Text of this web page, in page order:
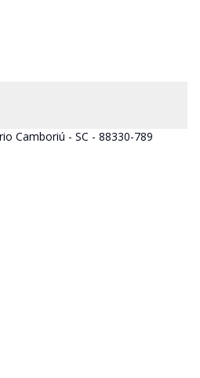
Camboriú - SC - 88330-789